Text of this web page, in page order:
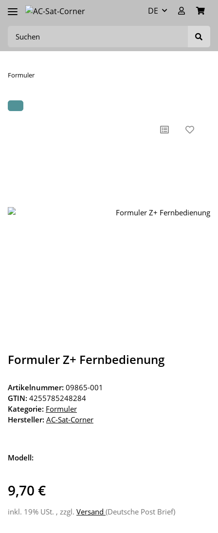
DE
Formuler
Formuler Z+ Fernbedienung
Artikelnummer: 09865-001
GTIN: 4255785248284
Kategorie: Formuler
Hersteller: AC-Sat-Corner
Modell:
9,70 €
inkl. 19% USt. , zzgl. Versand (Deutsche Post Brief)